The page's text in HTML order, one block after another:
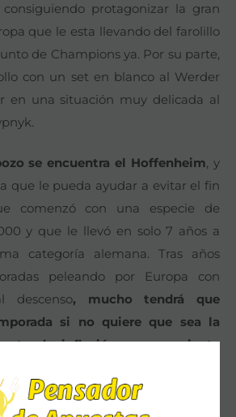
protagonizar la gran
que le esta llevando del farolillo
de Champions ya. Por su parte,
con un set en blanco al Werder
en una situación muy delicada al
se encuentra el Hoffenheim, y
que le pueda ayudar a evitar el fin
comenzó con una especie de
y que le llevó en solo 7 años a
categoría alemana. Tras años
peleando por Europa con
descenso, mucho tendrá que
si no quiere que sea la
de inflexión en su reciente
vivimos los más emotivos